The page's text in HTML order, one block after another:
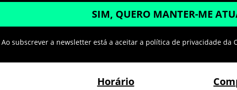
SIM, QUERO MANTER-ME
Ao subscrever a newsletter está a aceitar a política de privacidade da
Horário